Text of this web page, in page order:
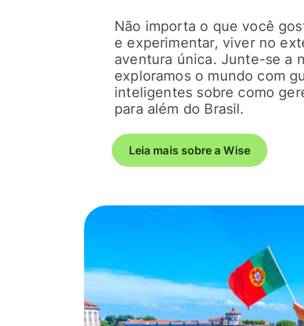
Não importa o que você
e experimentar, viver no
aventura única. Junte-se a
exploramos o mundo com
inteligentes sobre como
para além do Brasil.
Leia mais sobre a Wise